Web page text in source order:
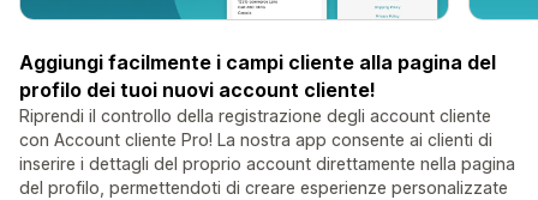
Aggiungi facilmente i campi cliente alla pagina del
profilo dei tuoi nuovi account cliente!
Riprendi il controllo della registrazione degli account cliente
con Account cliente Pro! La nostra app consente ai clienti di
inserire i dettagli del proprio account direttamente nella pagina
del profilo, permettendoti di creare esperienze personalizzate